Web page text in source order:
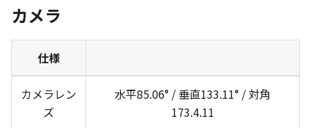
カメラ
仕様
カメラレン
ズ
水平85.06° / 垂直133.11° / 対角
173.4.11